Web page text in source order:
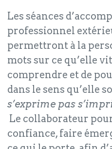
Les séances
professionnel
permettront à la
mots sur ce qu’elle
comprendre et de
dans le sens qu’elle
s’exprime pas
Le collaborateur
confiance, faire